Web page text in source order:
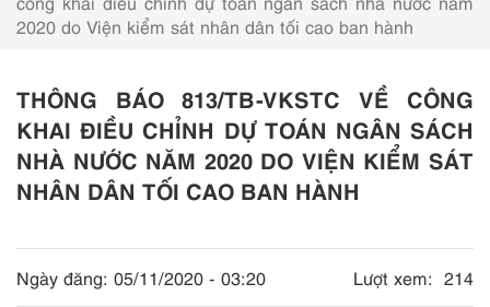
2020 do Viện kiểm sát nhân dân tối cao ban hành
THÔNG BÁO 813/TB-VKSTC VỀ CÔNG
KHAI ĐIỀU CHỈNH DỰ TOÁN NGÂN SÁCH
NHÀ NƯỚC NĂM 2020 DO VIỆN KIỂM SÁT
NHÂN DÂN TỐI CAO BAN HÀNH
Ngày đăng: 05/11/2020 - 03:20 Lượt xem: 214